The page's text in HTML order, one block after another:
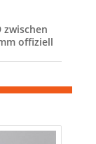
zwischen
offiziell